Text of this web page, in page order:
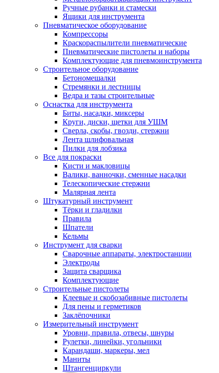
Ручные рубанки и стамески
Ящики для инструмента
Пневматическое оборудование
Компрессоры
Краскораспылители пневматические
Пневматические пистолеты и наборы
Комплектующие для пневмоинструмента
Строительное оборудование
Бетономешалки
Стремянки и лестницы
Ведра и тазы строительные
Оснастка для инструмента
Биты, насадки, миксеры
Круги, диски, щетки для УШМ
Сверла, скобы, гвозди, стержни
Лента шлифовальная
Пилки для лобзика
Все для покраски
Кисти и макловицы
Валики, ванночки, сменные насадки
Телескопические стержни
Малярная лента
Штукатурный инструмент
Тёрки и гладилки
Правила
Шпатели
Кельмы
Инструмент для сварки
Сварочные аппараты, электростанции
Электроды
Защита сварщика
Комплектующие
Строительные пистолеты
Клеевые и скобозабивные пистолеты
Для пены и герметиков
Заклёпочники
Измерительный инструмент
Уровни, правила, отвесы, шнуры
Рулетки, линейки, угольники
Карандаши, маркеры, мел
Маниты
Штангенциркули